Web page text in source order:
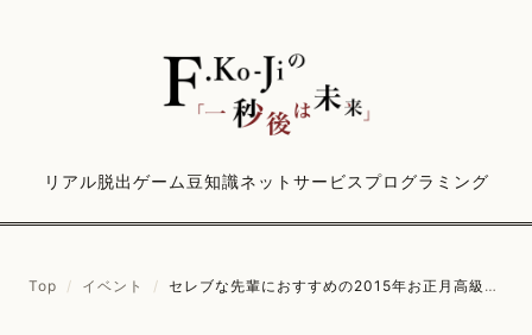
リアル脱出ゲーム豆知識ネットサービス プログラミング
Top / イベント / セレブな先輩におすすめの2015年お正月高級福袋